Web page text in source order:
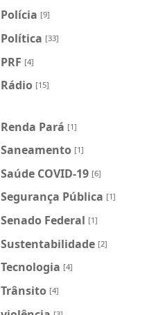
Polícia [9]
Política [33]
PRF [4]
Rádio [15]
Renda Pará [1]
Saneamento [1]
Saúde COVID-19 [6]
Segurança Pública [1]
Senado Federal [1]
Sustentabilidade [2]
Tecnologia [4]
Trânsito [4]